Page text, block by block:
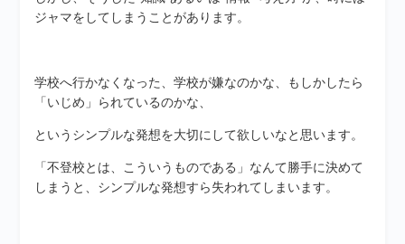
ジャマをしてしまうことがあります。
学校へ行かなくなった、学校が嫌なのかな、もしかしたら
「いじめ」られているのかな、
というシンプルな発想を大切にして欲しいなと思います。
「不登校とは、こういうものである」なんて勝手に決めて
しまうと、シンプルな発想すら失われてしまいます。